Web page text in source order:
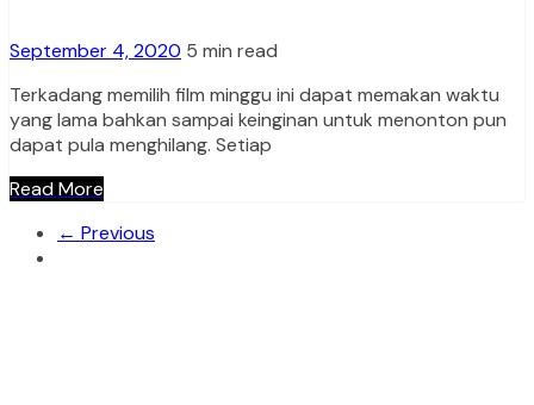
September 4, 2020 5 min read
Terkadang memilih film minggu ini dapat memakan waktu
yang lama bahkan sampai keinginan untuk menonton pun
dapat pula menghilang. Setiap
Read More
← Previous